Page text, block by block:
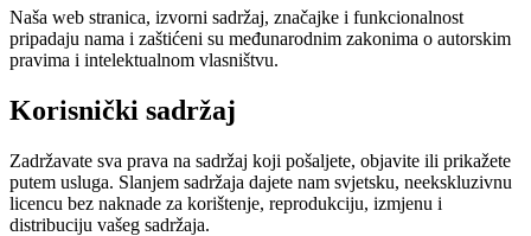
Naša web stranica, izvorni sadržaj, značajke i funkcionalnost
pripadaju nama i zaštićeni su međunarodnim zakonima o autorskim
pravima i intelektualnom vlasništvu.
Korisnički sadržaj
Zadržavate sva prava na sadržaj koji pošaljete, objavite ili prikažete
putem usluga. Slanjem sadržaja dajete nam svjetsku, neekskluzivnu
licencu bez naknade za korištenje, reprodukciju, izmjenu i
distribuciju vašeg sadržaja.